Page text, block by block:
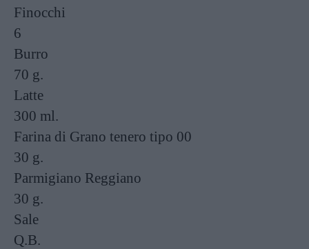
Finocchi
6
Burro
70 g.
Latte
300 ml.
Farina di Grano tenero tipo 00
30 g.
Parmigiano Reggiano
30 g.
Sale
Q.B.